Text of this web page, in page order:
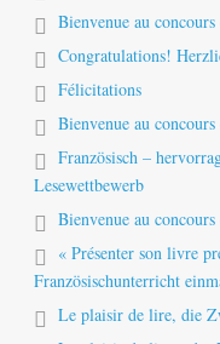
Bienvenue au
Congratulations!
Félicitations
Bienvenue au
Französisch –
Lesewettbewerb
Bienvenue au
« Présenter son livre
Französischunterricht
Le plaisir de lire, die